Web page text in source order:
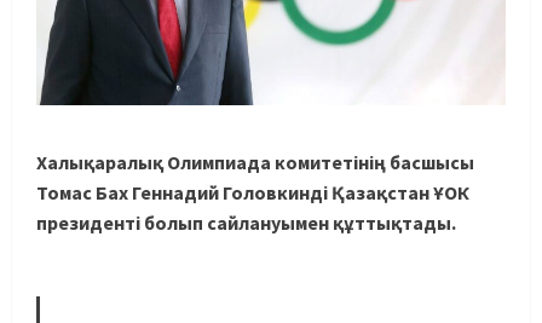
Халықаралық Олимпиада комитетінің басшысы
Томас Бах Геннадий Головкинді Қазақстан ҰОК
президенті болып сайлануымен құттықтады.